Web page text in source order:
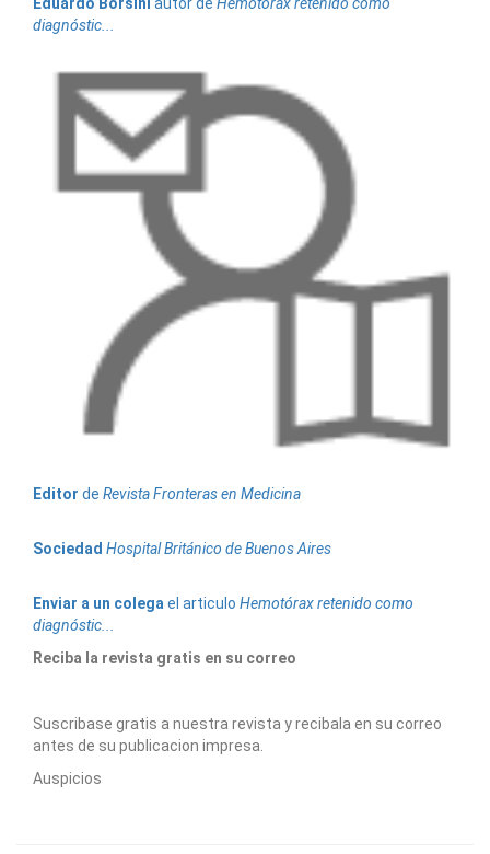
Eduardo Borsini autor de Hemotórax retenido como
diagnóstic...
Editor de Revista Fronteras en Medicina
Sociedad Hospital Británico de Buenos Aires
Enviar a un colegael articulo Hemotórax retenido como
diagnóstic...
Reciba la revista gratis en su correo
Suscribase gratis a nuestra revista y recibala en su correo
antes de su publicacion impresa.
Auspicios